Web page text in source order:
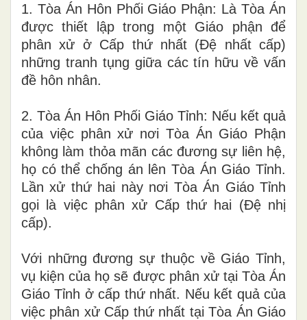
1. Tòa Án Hôn Phối Giáo Phận: Là Tòa Án
được thiết lập trong một Giáo phận để
phân xử ởCấp thứ nhất (Đệ nhất cấp)
những tranh tụng giữa các tín hữu về vấn
đề hôn nhân.
2. Tòa Án Hôn Phối Giáo Tỉnh: Nếu kết quả
của việc phân xử nơi Tòa Án Giáo Phận
không làm thỏa mãn các đương sự liên hệ,
họ có thể chống án lên Tòa Án Giáo Tỉnh.
Lần xử thứ hai này nơi Tòa Án Giáo Tỉnh
gọi là việc phân xử Cấp thứ hai (Đệ nhị
cấp).
Với những đương sự thuộc về Giáo Tỉnh,
vụ kiện của họ sẽ được phân xử tại Tòa Án
Giáo Tỉnh ởcấp thứ nhất. Nếu kết quả của
việc phân xử Cấp thứ nhất tại Tòa Án Giáo